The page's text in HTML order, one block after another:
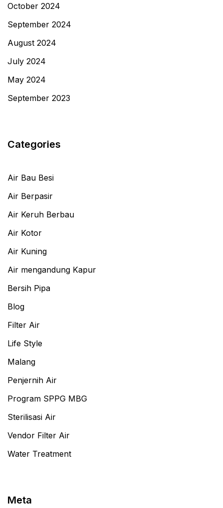
October 2024
September 2024
August 2024
July 2024
May 2024
September 2023
Categories
Air Bau Besi
Air Berpasir
Air Keruh Berbau
Air Kotor
Air Kuning
Air mengandung Kapur
Bersih Pipa
Blog
Filter Air
Life Style
Malang
Penjernih Air
Program SPPG MBG
Sterilisasi Air
Vendor Filter Air
Water Treatment
Meta